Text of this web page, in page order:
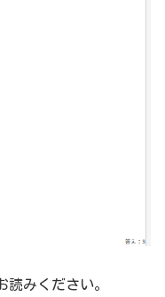
読みください。